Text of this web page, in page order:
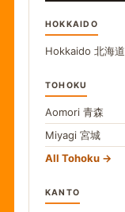
HOKKAIDO
Hokkaido 北海道
TOHOKU
Aomori 青森
Miyagi 宮城
All Tohoku
KANTO